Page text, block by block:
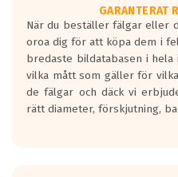
rullmotståndets ljud
motorljudet.
På däckmärkningen kommer
en symbol av ett däck med
bullernivå markeras med
medans de vita vågorna
ett tyst däck.
GARANTERAT
När du beställer fälgar eller
oroa dig för att köpa dem i
bredaste bildatabasen i
vilka mått som gäller för
de fälgar och däck vi
rätt diameter, förskjutning,